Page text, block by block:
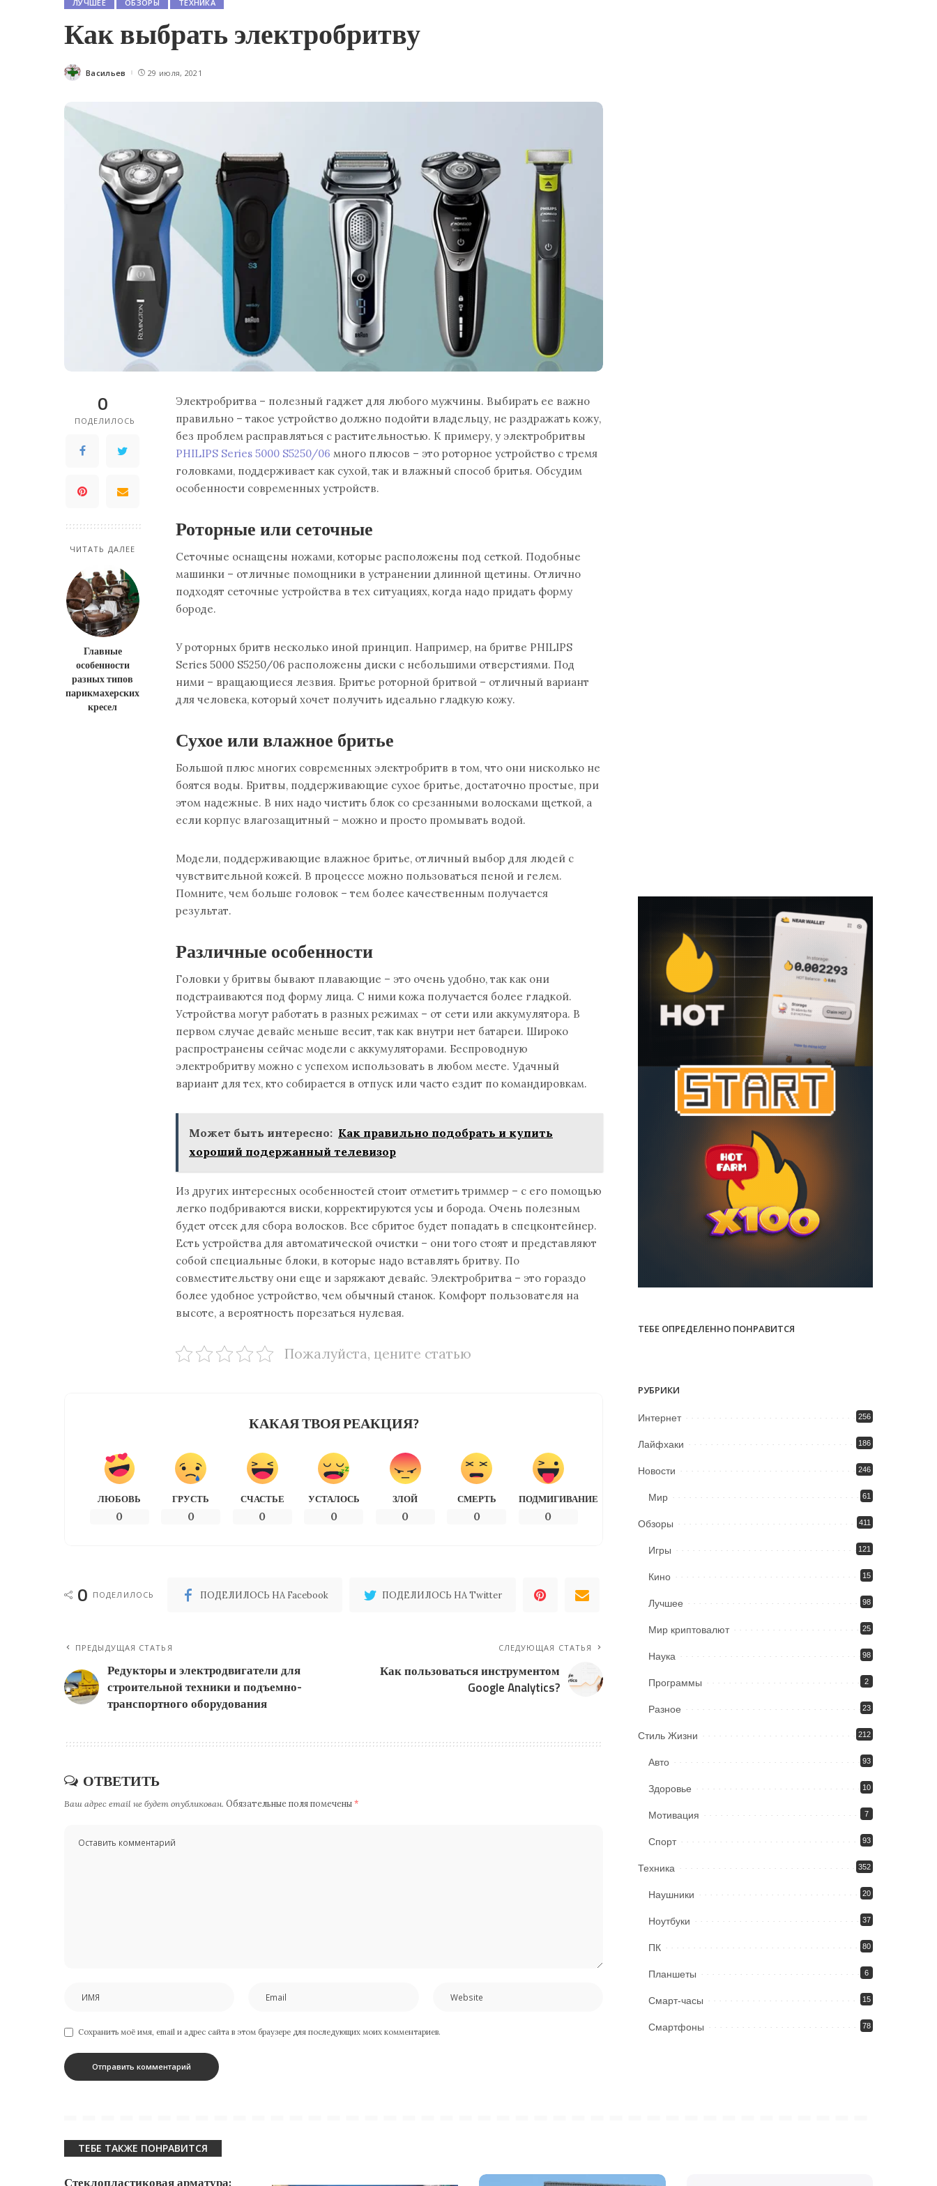
ЛУЧШЕЕ ОБЗОРЫ ТЕХНИКА
Как выбрать электробритву
Posted
Васильев 29 июля, 2021
0
ПОДЕЛИЛОСЬ
ЧИТАТЬ ДАЛЕЕ
Главные
особенности
разных типов
парикмахерских
кресел
Электробритва – полезный гаджет для любого мужчины. Выбирать ее важно
правильно – такое устройство должно подойти владельцу, не раздражать кожу,
без проблем расправляться с растительностью. К примеру, у электробритвы
PHILIPS Series 5000 S5250/06 много плюсов – это роторное устройство с тремя
головками, поддерживает как сухой, так и влажный способ бритья. Обсудим
особенности современных устройств.
Роторные или сеточные
Сеточные оснащены ножами, которые расположены под сеткой. Подобные
машинки – отличные помощники в устранении длинной щетины. Отлично
подходят сеточные устройства в тех ситуациях, когда надо придать форму
бороде.
У роторных бритв несколько иной принцип. Например, на бритве PHILIPS
Series 5000 S5250/06 расположены диски с небольшими отверстиями. Под
ними – вращающиеся лезвия. Бритье роторной бритвой – отличный вариант
для человека, который хочет получить идеально гладкую кожу.
Сухое или влажное бритье
Большой плюс многих современных электробритв в том, что они нисколько не
боятся воды. Бритвы, поддерживающие сухое бритье, достаточно простые, при
этом надежные. В них надо чистить блок со срезанными волосками щеткой, а
если корпус влагозащитный – можно и просто промывать водой.
Модели, поддерживающие влажное бритье, отличный выбор для людей с
чувствительной кожей. В процессе можно пользоваться пеной и гелем.
Помните, чем больше головок – тем более качественным получается
результат.
Различные особенности
Головки у бритвы бывают плавающие – это очень удобно, так как они
подстраиваются под форму лица. С ними кожа получается более гладкой.
Устройства могут работать в разных режимах – от сети или аккумулятора. В
первом случае девайс меньше весит, так как внутри нет батареи. Широко
распространены сейчас модели с аккумуляторами. Беспроводную
электробритву можно с успехом использовать в любом месте. Удачный
вариант для тех, кто собирается в отпуск или часто ездит по командировкам.
Может быть интересно: Как правильно подобрать и купить
хороший подержанный телевизор
Из других интересных особенностей стоит отметить триммер – с его помощью
легко подбриваются виски, корректируются усы и борода. Очень полезным
будет отсек для сбора волосков. Все сбритое будет попадать в спецконтейнер.
Есть устройства для автоматической очистки – они того стоят и представляют
собой специальные блоки, в которые надо вставлять бритву. По
совместительству они еще и заряжают девайс. Электробритва – это гораздо
более удобное устройство, чем обычный станок. Комфорт пользователя на
высоте, а вероятность порезаться нулевая.
Пожалуйста, цените статью
КАКАЯ ТВОЯ РЕАКЦИЯ?
ЛЮБОВЬ
0
ГРУСТЬ
0
СЧАСТЬЕ
0
УСТАЛОСЬ
0
ЗЛОЙ
0
СМЕРТЬ
0
ПОДМИГИВАНИЕ
0
0 ПОДЕЛИЛОСЬ ПОДЕЛИЛОСЬ НА Facebook ПОДЕЛИЛОСЬ НА Twitter
ПРЕДЫДУЩАЯ СТАТЬЯ
Редукторы и электродвигатели для
строительной техники и подъемно-
транспортного оборудования
СЛЕДУЮЩАЯ СТАТЬЯ
Как пользоваться инструментом
Google Analytics?
ОТВЕТИТЬ
Ваш адрес email не будет опубликован. Обязательные поля помечены *
Сохранить моё имя, email и адрес сайта в этом браузере для последующих моих комментариев.
ТЕБЕ ОПРЕДЕЛЕННО ПОНРАВИТСЯ
РУБРИКИ
Интернет 256
Лайфхаки 186
Новости 246
Мир 61
Обзоры 411
Игры 121
Кино 15
Лучшее 98
Мир криптовалют 25
Наука 98
Программы 2
Разное 23
Стиль Жизни 212
Авто 93
Здоровье 10
Мотивация 7
Спорт 93
Техника 352
Наушники 20
Ноутбуки 37
ПК 80
Планшеты 6
Смарт-часы 15
Смартфоны 78
ТЕБЕ ТАКЖЕ ПОНРАВИТСЯ